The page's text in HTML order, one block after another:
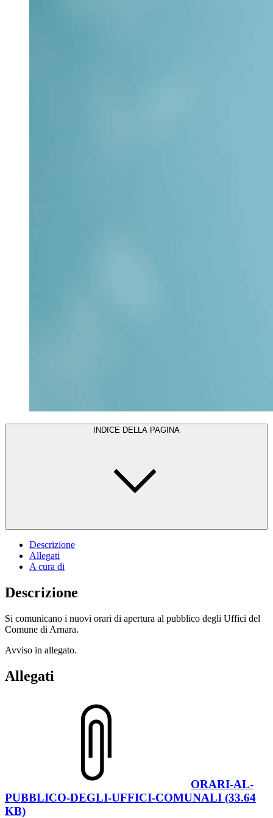
INDICE DELLA PAGINA
Descrizione
Allegati
A cura di
Descrizione
Si comunicano i nuovi orari di apertura al pubblico degli Uffici del
Comune di Arnara.
Avviso in allegato.
Allegati
ORARI-AL-
PUBBLICO-DEGLI-UFFICI-COMUNALI (33.64
KB)